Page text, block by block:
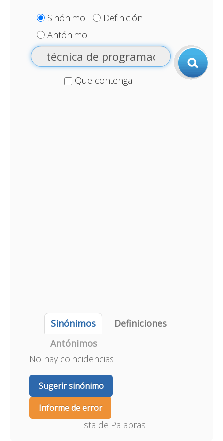
Sinónimo
Definición
Antónimo
Que contenga
Sinónimos
Definiciones
Antónimos
No hay coincidencias
Sugerir sinónimo
Informe de error
Lista de Palabras